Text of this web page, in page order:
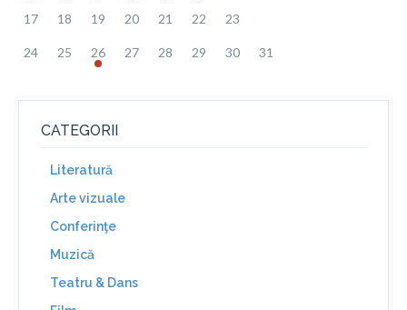
17 18 19 20 21 22 23
24 25 26 27 28 29 30 31
CATEGORII
Literatură
Arte vizuale
Conferinţe
Muzică
Teatru & Dans